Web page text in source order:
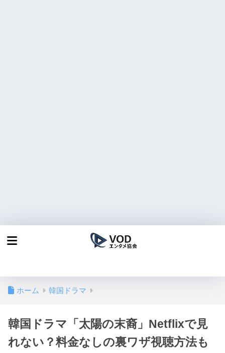
ホーム 韓国ドラマ
韓国ドラマ「太陽の末裔」Netflixで見
れない？料金なしの裏ワザ視聴方法も